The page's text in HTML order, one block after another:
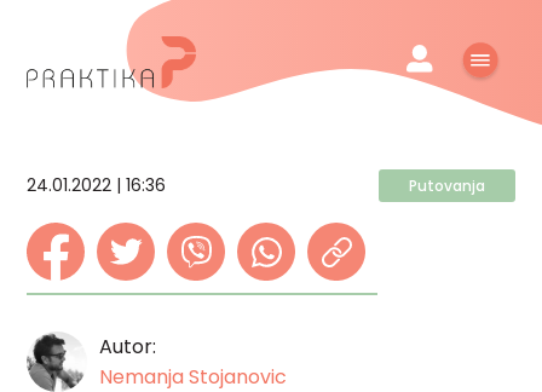
24.01.2022 | 16:36 Putovanja
Autor:
Nemanja Stojanovic